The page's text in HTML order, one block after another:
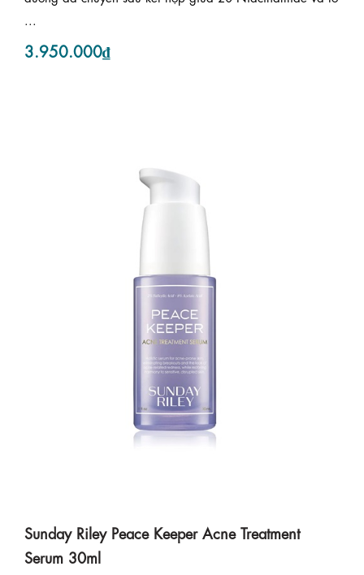
...
3.950.000₫
Sunday Riley Peace Keeper Acne Treatment
Serum 30ml